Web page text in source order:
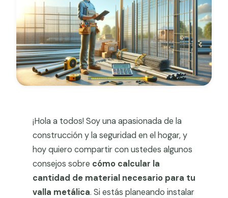
material
necesario
para
tu
valla
metálica
¡Hola a todos! Soy una apasionada de la
construcción y la seguridad en el hogar, y
hoy quiero compartir con ustedes algunos
consejos sobre cómo calcular la
cantidad de material necesario para tu
valla metálica. Si estás planeando instalar